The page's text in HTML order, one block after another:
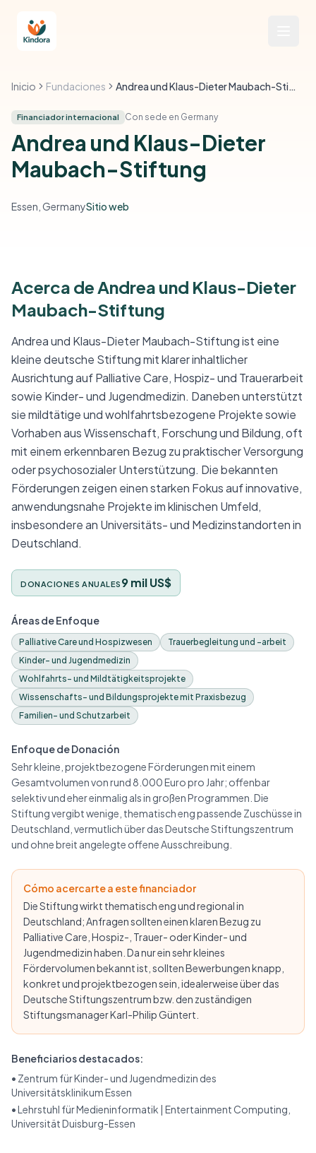
Inicio Fundaciones Andrea und Klaus-Dieter Maubach-Stiftung
Financiador internacional Con sede en Germany
Andrea und Klaus-Dieter
Maubach-Stiftung
Essen, GermanySitio web
Acerca de Andrea und Klaus-Dieter
Maubach-Stiftung
Andrea und Klaus-Dieter Maubach-Stiftung ist eine
kleine deutsche Stiftung mit klarer inhaltlicher
Ausrichtung auf Palliative Care, Hospiz- und Trauerarbeit
sowie Kinder- und Jugendmedizin. Daneben unterstützt
sie mildtätige und wohlfahrtsbezogene Projekte sowie
Vorhaben aus Wissenschaft, Forschung und Bildung, oft
mit einem erkennbaren Bezug zu praktischer Versorgung
oder psychosozialer Unterstützung. Die bekannten
Förderungen zeigen einen starken Fokus auf innovative,
anwendungsnahe Projekte im klinischen Umfeld,
insbesondere an Universitäts- und Medizinstandorten in
Deutschland.
DONACIONES ANUALES 9 mil US$
Áreas de Enfoque
Palliative Care und Hospizwesen
Trauerbegleitung und -arbeit
Kinder- und Jugendmedizin
Wohlfahrts- und Mildtätigkeitsprojekte
Wissenschafts- und Bildungsprojekte mit Praxisbezug
Familien- und Schutzarbeit
Enfoque de Donación
Sehr kleine, projektbezogene Förderungen mit einem
Gesamtvolumen von rund 8.000 Euro pro Jahr; offenbar
selektiv und eher einmalig als in großen Programmen. Die
Stiftung vergibt wenige, thematisch eng passende Zuschüsse in
Deutschland, vermutlich über das Deutsche Stiftungszentrum
und ohne breit angelegte offene Ausschreibung.
Cómo acercarte a este financiador
Die Stiftung wirkt thematisch eng und regional in
Deutschland; Anfragen sollten einen klaren Bezug zu
Palliative Care, Hospiz-, Trauer- oder Kinder- und
Jugendmedizin haben. Da nur ein sehr kleines
Fördervolumen bekannt ist, sollten Bewerbungen knapp,
konkret und projektbezogen sein, idealerweise über das
Deutsche Stiftungszentrum bzw. den zuständigen
Stiftungsmanager Karl-Philip Güntert.
Beneficiarios destacados:
• Zentrum für Kinder- und Jugendmedizin des
Universitätsklinikum Essen
•Lehrstuhl für Medieninformatik | Entertainment Computing,
Universität Duisburg-Essen